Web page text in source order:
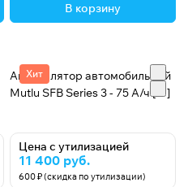
В корзину
Хит
Аккумулятор автомобильный
Mutlu SFB Series 3 - 75 А/ч [-+]
Цена с утилизацией
11 400 руб.
600 ₽ (скидка по утилизации)